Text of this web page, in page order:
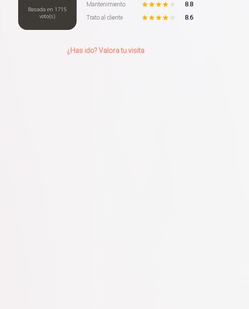
Basada en 1715
voto(s)
Mantenimiento 8.8
Trato al cliente 8.6
¿Has ido? Valora tu visita